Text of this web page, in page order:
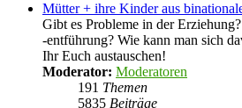
Mütter + ihre Kinder aus
Gibt es Probleme in der
-entführung? Wie kann man sich
Ihr Euch austauschen!
Moderator: Moderatoren
191 Themen
5835 Beiträge